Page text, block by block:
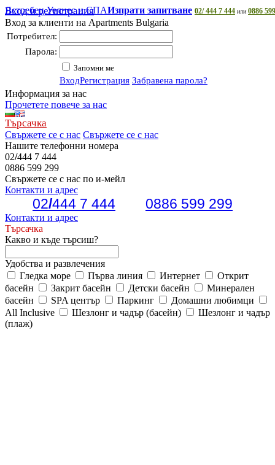
Ястребец Уелнес и СПАИзпрати запитване 02/ 444 7 444 или 0886
Вход и регистрация
Вход за клиенти на Apartments Bulgaria
Потребител:
Парола:
Запомни ме
ВходРегистрация Забравена парола?
Информация за нас
Прочетете повече за нас
Търсачка
Свържете се с нас Свържете се с нас
Нашите телефонни номера
02/444 7 444
0886 599 299
Свържете се с нас по и-мейл
Контакти и адрес
02/444 7 444 0886 599 299
Контакти и адрес
Търсачка
Какво и къде търсиш?
Удобства и развлечения
Гледка море
Първа линия Интернет
Открит
басейн
Закрит басейн Детски басейн
Минерален
басейн
SPA център Паркинг
Домашни любимци
All Inclusive
Шезлонг и чадър (басейн)
Шезлонг и чадър
(плаж)